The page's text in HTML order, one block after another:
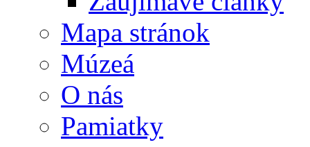
Mapa stránok
Múzeá
O nás
Pamiatky